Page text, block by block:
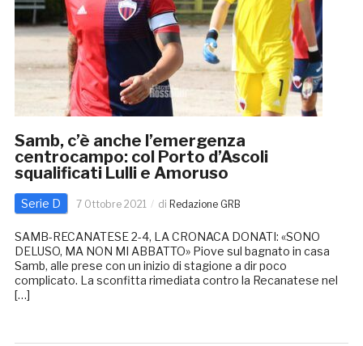
Samb, c’è anche l’emergenza
centrocampo: col Porto d’Ascoli
squalificati Lulli e Amoruso
Serie D 7 Ottobre 2021 di Redazione GRB
SAMB-RECANATESE 2-4, LA CRONACA DONATI: «SONO
DELUSO, MA NON MI ABBATTO» Piove sul bagnato in casa
Samb, alle prese con un inizio di stagione a dir poco
complicato. La sconfitta rimediata contro la Recanatese nel
[…]